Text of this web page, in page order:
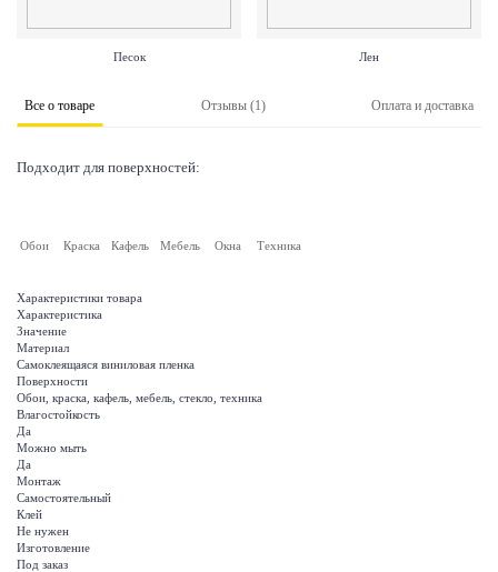
Песок Лен
Все о товаре Отзывы (1) Оплата и доставка
Подходит для поверхностей:
Обои Краска Кафель Мебель Окна Техника
Характеристики товара
Характеристика
Значение
Материал
Самоклеящаяся виниловая пленка
Поверхности
Обои, краска, кафель, мебель, стекло, техника
Влагостойкость
Да
Можно мыть
Да
Монтаж
Самостоятельный
Клей
Не нужен
Изготовление
Под заказ